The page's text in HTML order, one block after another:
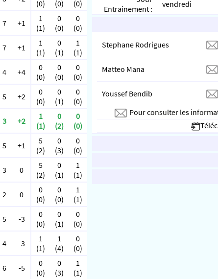
(0)
(0)
(0)
7 +1
1
(1)
0
(0)
0
(0)
7 +1
1
(1)
0
(1)
1
(1)
4 +4
0
(0)
0
(0)
0
(0)
5 +2
0
(0)
0
(1)
0
(0)
3 +2
1
(1)
0
(2)
0
(0)
5 +1
5
(2)
0
(3)
0
(0)
3 0
5
(2)
0
(1)
1
(1)
2 0
0
(0)
0
(0)
1
(1)
5 -3
0
(0)
0
(1)
0
(0)
4 -3
1
(1)
1
(4)
0
(0)
6 -5
0
(0)
0
(3)
1
(1)
Entrainement :
vendredi
Stephane Rodrigues
Matteo Mana
Youssef Bendib
Pour consulter les